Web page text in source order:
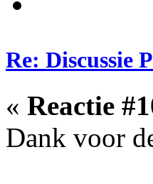
Re: Discussie
« Reactie
Dank voor